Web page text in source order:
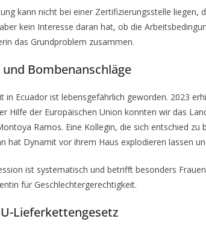
kann nicht bei einer Zertifizierungsstelle liegen,
kein Interesse daran hat, ob die
das Grundproblem zusammen.
Bombenanschläge
in Ecuador ist lebensgefährlich geworden. 2023
Hilfe der Europäischen Union konnten wir das
Ramos. Eine Kollegin, die sich entschied zu
hat Dynamit vor ihrem Haus explodieren lassen
ist systematisch und betrifft besonders
für Geschlechtergerechtigkeit.
Lieferkettengesetz